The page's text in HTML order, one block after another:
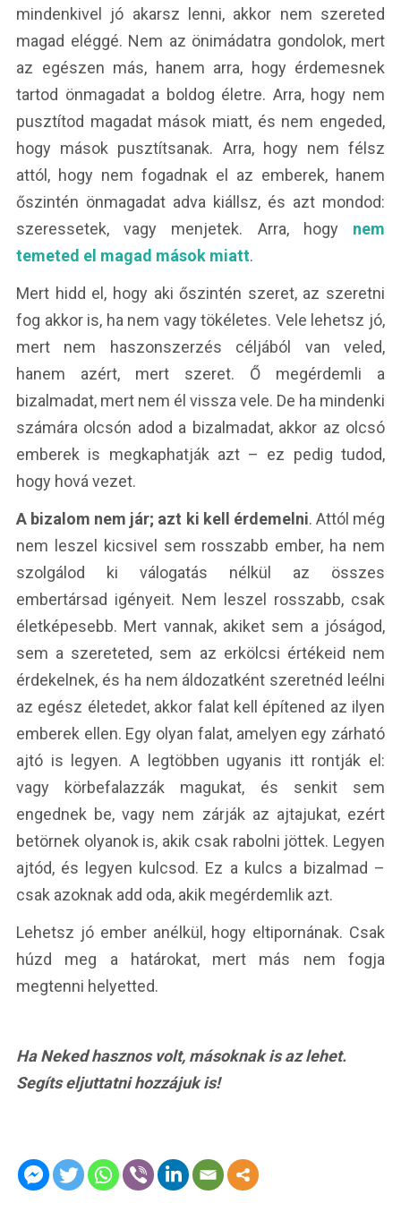
mindenkivel jó akarsz lenni, akkor nem szereted
magad eléggé. Nem az önimádatra gondolok, mert
az egészen más, hanem arra, hogy érdemesnek
tartod önmagadat a boldog életre. Arra, hogy nem
pusztítod magadat mások miatt, és nem engeded,
hogy mások pusztítsanak. Arra, hogy nem félsz
attól, hogy nem fogadnak el az emberek, hanem
őszintén önmagadat adva kiállsz, és azt mondod:
szeressetek, vagy menjetek. Arra, hogy nem
temeted el magad mások miatt.
Mert hidd el, hogy aki őszintén szeret, az szeretni
fog akkor is, ha nem vagy tökéletes. Vele lehetsz jó,
mert nem haszonszerzés céljából van veled,
hanem azért, mert szeret. Ő megérdemli a
bizalmadat, mert nem él vissza vele. De ha mindenki
számára olcsón adod a bizalmadat, akkor az olcsó
emberek is megkaphatják azt – ez pedig tudod,
hogy hová vezet.
A bizalom nem jár; azt ki kell érdemelni. Attól még
nem leszel kicsivel sem rosszabb ember, ha nem
szolgálod ki válogatás nélkül az összes
embertársad igényeit. Nem leszel rosszabb, csak
életképesebb. Mert vannak, akiket sem a jóságod,
sem a szereteted, sem az erkölcsi értékeid nem
érdekelnek, és ha nem áldozatként szeretnéd leélni
az egész életedet, akkor falat kell építened az ilyen
emberek ellen. Egy olyan falat, amelyen egy zárható
ajtó is legyen. A legtöbben ugyanis itt rontják el:
vagy körbefalazzák magukat, és senkit sem
engednek be, vagy nem zárják az ajtajukat, ezért
betörnek olyanok is, akik csak rabolni jöttek. Legyen
ajtód, és legyen kulcsod. Ez a kulcs a bizalmad –
csak azoknak add oda, akik megérdemlik azt.
Lehetsz jó ember anélkül, hogy eltipornának. Csak
húzd meg a határokat, mert más nem fogja
megtenni helyetted.
Ha Neked hasznos volt, másoknak is az lehet.
Segíts eljuttatni hozzájuk is!